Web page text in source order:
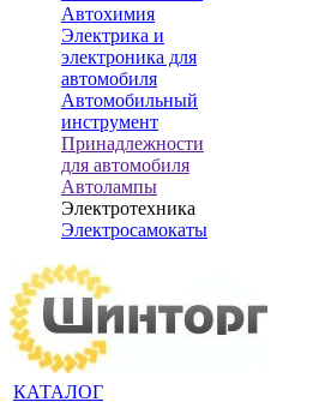
Автохимия
Электрика и
электроника для
автомобиля
Автомобильный
инструмент
Принадлежности
для автомобиля
Автолампы
Электротехника
Электросамокаты
КАТАЛОГ